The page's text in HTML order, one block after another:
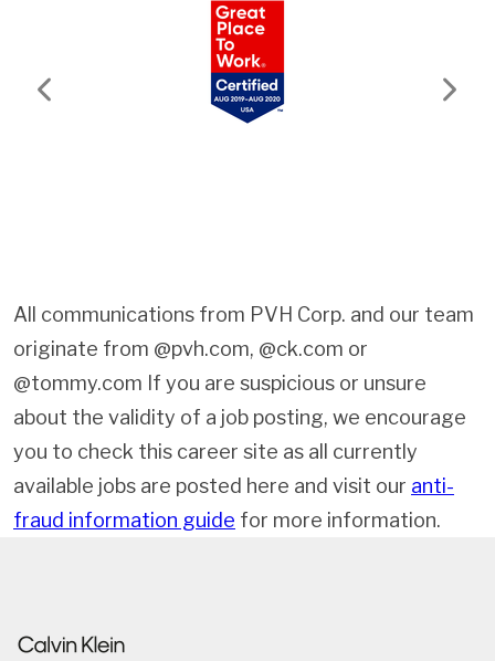
Previous Next
All communications from PVH Corp. and our team
originate from @pvh.com, @ck.com or
@tommy.com If you are suspicious or unsure
about the validity of a job posting, we encourage
you to check this career site as all currently
available jobs are posted here and visit our anti-
fraud information guide for more information.